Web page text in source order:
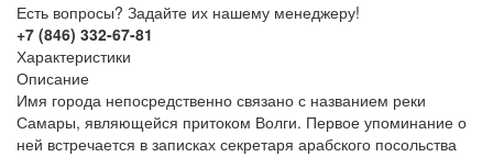
Есть вопросы? Задайте их нашему менеджеру!
+7 (846) 332-67-81
Характеристики
Описание
Имя города непосредственно связано с названием реки
Самары, являющейся притоком Волги. Первое упоминание о
ней встречается в записках секретаря арабского посольства